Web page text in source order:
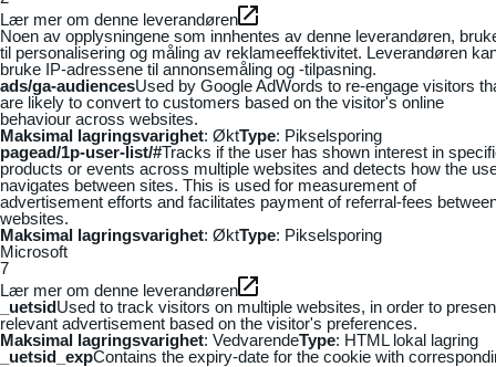
Lær mer om denne leverandøren
Noen av opplysningene som innhentes av denne leverandøren,
til personalisering og måling av reklameeffektivitet. Leverandøren
bruke IP-adressene til annonsemåling og -tilpasning.
ads/ga-audiencesUsed by Google AdWords to re-engage visitors
are likely to convert to customers based on the visitor's online
behaviour across websites.
Maksimal lagringsvarighet: ØktType: Pikselsporing
pagead/1p-user-list/#Tracks if the user has shown interest in
products or events across multiple websites and detects how the
navigates between sites. This is used for measurement of
advertisement efforts and facilitates payment of referral-fees
websites.
Maksimal lagringsvarighet: ØktType: Pikselsporing
Microsoft
7
Lær mer om denne leverandøren
_uetsidUsed to track visitors on multiple websites, in order to
relevant advertisement based on the visitor's preferences.
Maksimal lagringsvarighet: VedvarendeType: HTML lokal lagring
_uetsid_expContains the expiry-date for the cookie with